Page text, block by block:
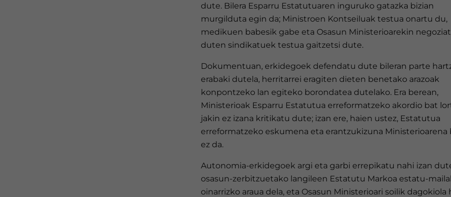
dute. Bilera Esparru Estatutuaren inguruko gatazka bizian
murgilduta egin da; Ministroen Kontseiluak testua onartu du,
medikuen babesik gabe eta Osasun Ministerioarekin
duten sindikatuek testua gaitzetsi dute.
Dokumentuan, erkidegoek defendatu dute bileran parte
erabaki dutela, herritarrei eragiten dieten benetako arazoak
konpontzeko lan egiteko borondatea dutelako. Era berean,
Ministerioak Esparru Estatutua erreformatzeko akordio bat
jakin ez izana kritikatu dute; izan ere, haien ustez, Estatutua
erreformatzeko eskumena eta erantzukizuna Ministerioarena
ez da.
Autonomia-erkidegoek argi eta garbi errepikatu nahi izan
osasun-zerbitzuetako langileen Estatutu Markoa estatu-
oinarrizko araua dela, eta Osasun Ministerioari soilik dagokiola